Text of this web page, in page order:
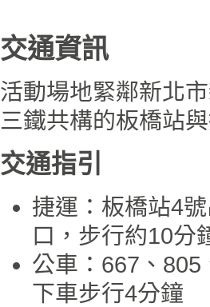
交通資訊
活動場地緊鄰新北
三鐵共構的板橋站
交通指引
捷運：板橋站4
口，步行約10分
公車：667、
下車步行4分鐘